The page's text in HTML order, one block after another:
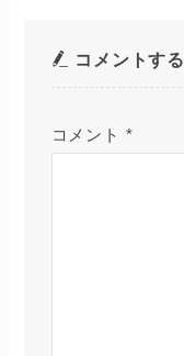
コメントする
コメント *